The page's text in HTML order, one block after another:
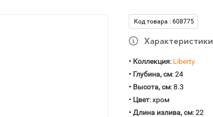
Код товара : 608775
Характеристики
• Коллекция: Liberty
• Глубина, см: 24
• Высота, см: 8.3
• Цвет: хром
• Длина излива, см: 22